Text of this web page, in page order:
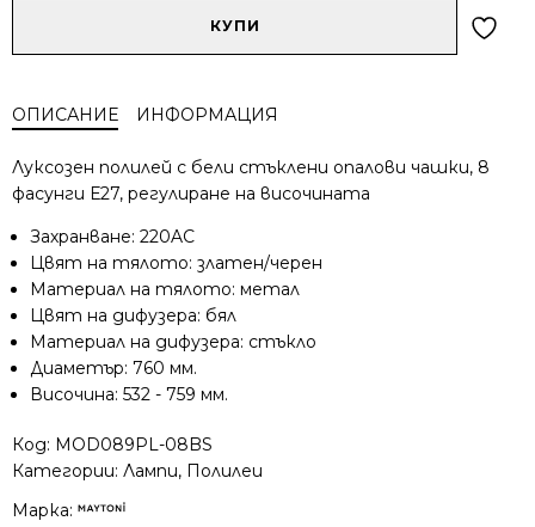
Fortano
08BS
КУПИ
ОПИСАНИЕ ИНФОРМАЦИЯ
Луксозен полилей с бели стъклени опалови чашки, 8
фасунги Е27, регулиране на височината
Захранване: 220AC
Цвят на тялото: златен/черен
Материал на тялото: метал
Цвят на дифузера: бял
Материал на дифузера: стъкло
Диаметър: 760 мм.
Височина: 532 - 759 мм.
Код: MOD089PL-08BS
Категории: Лампи, Полилеи
Марка: